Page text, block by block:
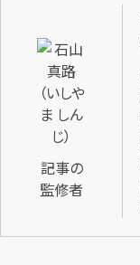
記事の
監修者